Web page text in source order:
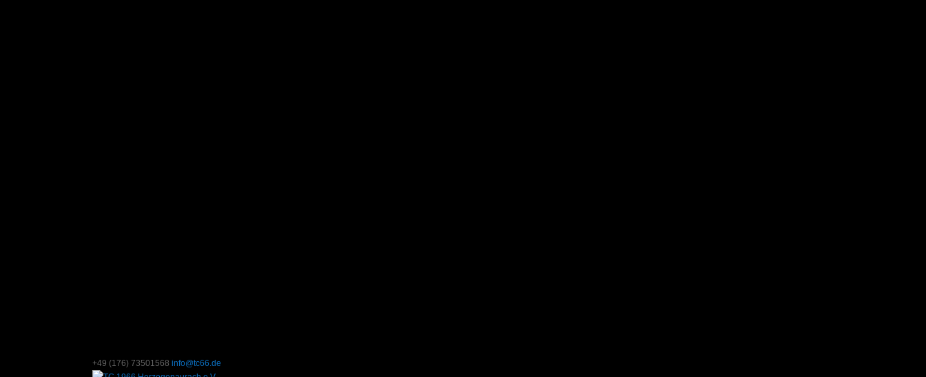
+49 (176) 73501568 info@tc66.de